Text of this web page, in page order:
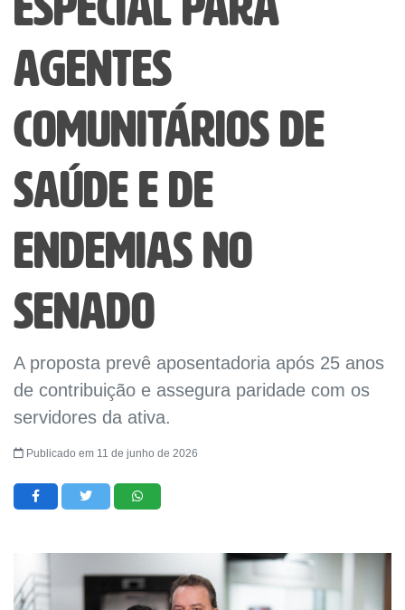
agentes
comunitários de
saúde e de
endemias no
Senado
A proposta prevê aposentadoria após 25 anos
de contribuição e assegura paridade com os
servidores da ativa.
Publicado em 11 de junho de 2026